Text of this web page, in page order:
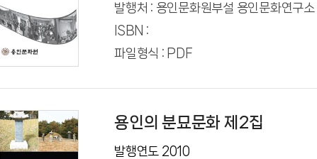
발행처 : 용인문화원부설 용인문화연구소
ISBN :
파일형식 : PDF
용인의 분묘문화 제2집
발행연도 2010